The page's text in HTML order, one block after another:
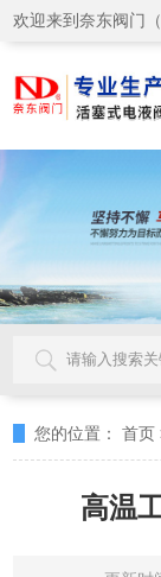
欢迎来到奈东阀门
您的位置： 首页
高温